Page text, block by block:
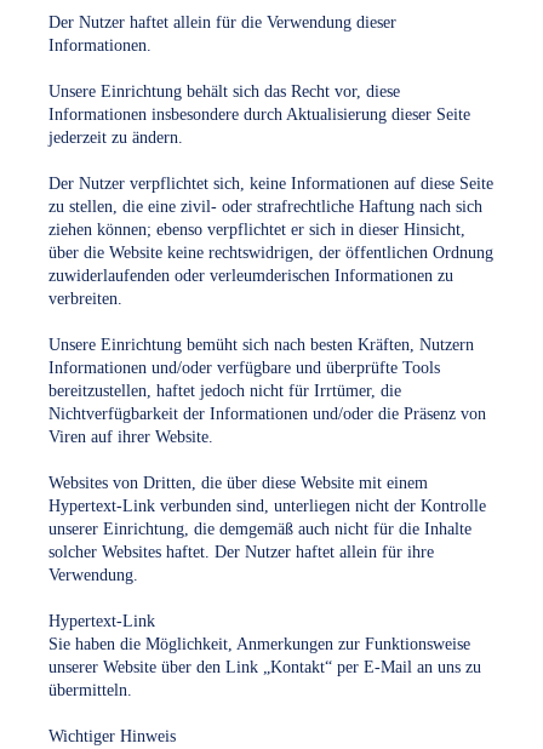
Der Nutzer haftet allein für die Verwendung dieser
Informationen.
Unsere Einrichtung behält sich das Recht vor, diese
Informationen insbesondere durch Aktualisierung dieser Seite
jederzeit zu ändern.
Der Nutzer verpflichtet sich, keine Informationen auf diese Seite
zu stellen, die eine zivil- oder strafrechtliche Haftung nach sich
ziehen können; ebenso verpflichtet er sich in dieser Hinsicht,
über die Website keine rechtswidrigen, der öffentlichen Ordnung
zuwiderlaufenden oder verleumderischen Informationen zu
verbreiten.
Unsere Einrichtung bemüht sich nach besten Kräften, Nutzern
Informationen und/oder verfügbare und überprüfte Tools
bereitzustellen, haftet jedoch nicht für Irrtümer, die
Nichtverfügbarkeit der Informationen und/oder die Präsenz von
Viren auf ihrer Website.
Websites von Dritten, die über diese Website mit einem
Hypertext-Link verbunden sind, unterliegen nicht der Kontrolle
unserer Einrichtung, die demgemäß auch nicht für die Inhalte
solcher Websites haftet. Der Nutzer haftet allein für ihre
Verwendung.
Hypertext-Link
Sie haben die Möglichkeit, Anmerkungen zur Funktionsweise
unserer Website über den Link „Kontakt“ per E-Mail an uns zu
übermitteln.
Wichtiger Hinweis